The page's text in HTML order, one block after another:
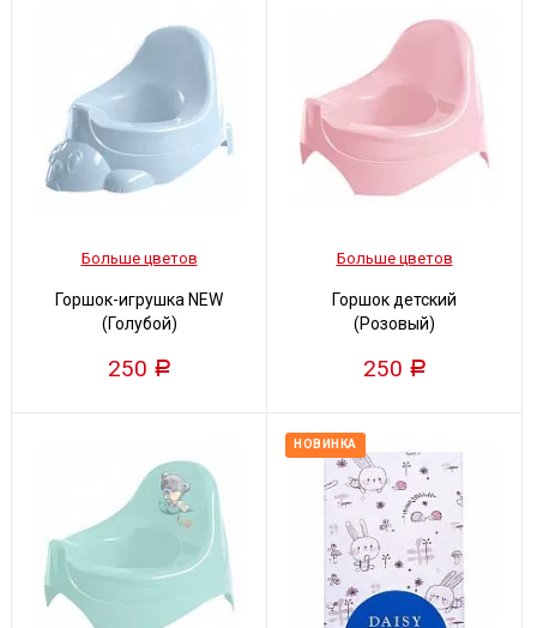
Больше цветов
Горшок-игрушка NEW
(Голубой)
250 Р
Больше цветов
Горшок детский
(Розовый)
250 Р
НОВИНКА